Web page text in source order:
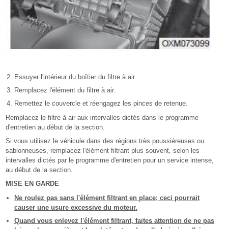
Essuyer l'intérieur du boîtier du filtre à air.
Remplacez l'élément du filtre à air.
Remettez le couvercle et réengagez les pinces de retenue.
Remplacez le filtre à air aux intervalles dictés dans le programme
d'entretien au début de la section.
Si vous utilisez le véhicule dans des régions très poussiéreuses ou
sablonneuses, remplacez l'élément filtrant plus souvent, selon les
intervalles dictés par le programme d'entretien pour un service intense,
au début de la section.
MISE EN GARDE
Ne roulez pas sans l'élément filtrant en place; ceci pourrait
causer une usure excessive du moteur.
Quand vous enlevez l'élément filtrant, faites attention de ne pas